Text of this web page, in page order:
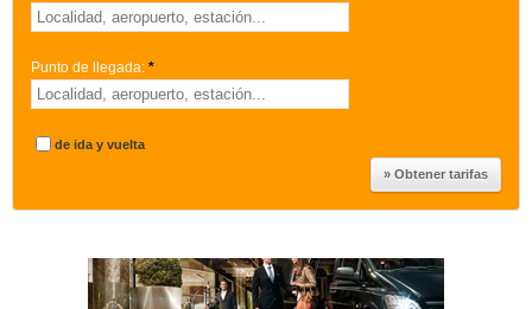
Punto de llegada: *
de ida y vuelta